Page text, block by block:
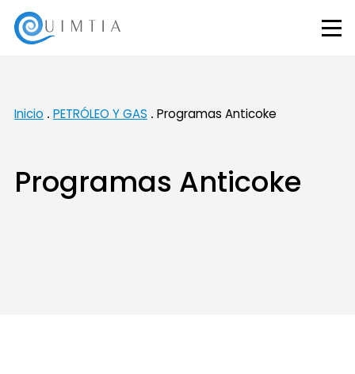
Inicio PETRÓLEO Y GAS Programas Anticoke
Programas Anticoke